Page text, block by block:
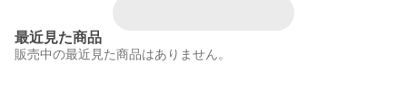
最近見た商品
販売中の最近見た商品はありません。